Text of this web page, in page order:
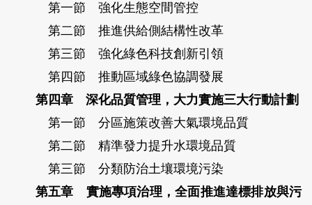
第一節 強化生態空間管控
第二節 推進供給側結構性改革
第三節 強化綠色科技創新引領
第四節 推動區域綠色協調發展
第四章 深化品質管理，大力實施三大行動計劃
第一節 分區施策改善大氣環境品質
第二節 精準發力提升水環境品質
第三節 分類防治土壤環境污染
第五章 實施專項治理，全面推進達標排放與污